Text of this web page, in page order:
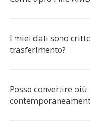
I miei dati sono
trasferimento?
Posso convertire